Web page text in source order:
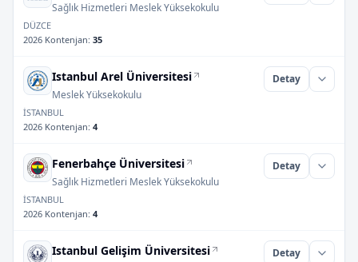
Sağlık Hizmetleri Meslek Yüksekokulu
DÜZCE
2026 Kontenjan: 35
Istanbul Arel Üniversitesi
Meslek Yüksekokulu
Detay
İSTANBUL
2026 Kontenjan: 4
Fenerbahçe Üniversitesi
Sağlık Hizmetleri Meslek Yüksekokulu
Detay
İSTANBUL
2026 Kontenjan: 4
Istanbul Gelişim Üniversitesi Detay